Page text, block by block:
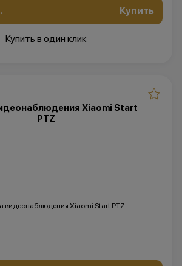
Купить
Купить в один клик
Xiaomi Start
PTZ